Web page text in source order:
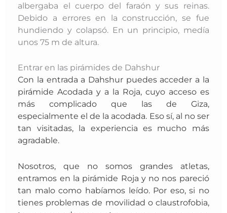
albergaba el cuerpo del faraón y sus reinas.
Debido a errores en la construcción, se fue
hundiendo y colapsó. En un principio, medía
unos 75 m de altura.
Entrar en las pirámides de Dahshur
Con la entrada a Dahshur puedes acceder a la
pirámide Acodada y a la Roja, cuyo acceso es
más complicado que las de Giza,
especialmente el de la acodada. Eso sí, al no ser
tan visitadas, la experiencia es mucho más
agradable.
Nosotros, que no somos grandes atletas,
entramos en la pirámide Roja y no nos pareció
tan malo como habíamos leído. Por eso, si no
tienes problemas de movilidad o claustrofobia,